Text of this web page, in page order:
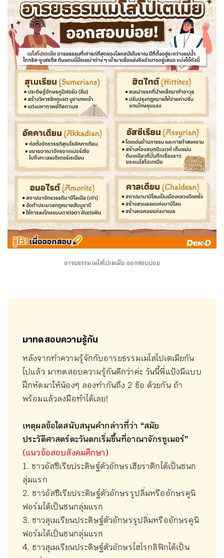
อารยธรรมเมโสโปเตเมีย ออกสอบบ่อย
มาทดสอบความรู้กัน
หลังจากทำความรู้จักกับอารยธรรมเมโสโปเตเมียกัน
ไปแล้ว มาทดสอบความรู้กันดีกว่าค่ะ วันนี้พี่แป้งมีแบบ
ฝึกหัดมาให้น้องๆ ลองทำกันถึง 2 ข้อ ด้วยกัน ถ้า
พร้อมแล้วลงมือทำได้เลย!
เหตุผลข้อใดสนับสนุนคำกล่าวที่ว่า “สมัย
ประวัติศาสตร์ตะวันตกเริ่มขึ้นที่อาณาจักรซูเมอร์”
(แนวข้อสอบสังคมศึกษา)
1. ชาวอัสซีเรียประดิษฐ์ตัวอักษรเฮียราติกได้เป็นชนก
ลุ่มแรก
2. ชาวอัสซีเรียประดิษฐ์ตัวอักษรรูปลิ่มหรืออักษรคูนิ
ฟอร์มได้เป็นชนกลุ่มแรก
3. ชาวสุเมเรียนประดิษฐ์ตัวอักษรรูปลิ่มหรืออักษรคูนิ
ฟอร์มได้เป็นชนกลุ่มแรก
4. ชาวสุเมเรียนประดิษฐ์ตัวอักษรไฮโรกลิฟิกได้เป็น